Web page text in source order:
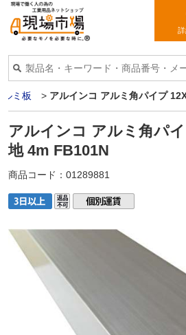
ルミ板 > アルインコ アルミ角パイプ
アルインコ アルミ角パ
地 4m FB101N
商品コード： 01289881